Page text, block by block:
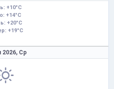
+10°C
+14°C
+20°C
+19°C
2026, Ср